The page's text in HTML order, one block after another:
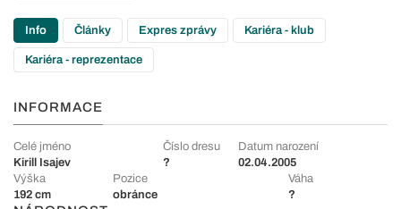
Info Články Expres zprávy Kariéra - klub
Kariéra - reprezentace
INFORMACE
Celé jméno
Kirill Isajev
Číslo dresu
?
Datum narození
02.04.2005
Výška
192 cm
Pozice
obránce
Váha
?